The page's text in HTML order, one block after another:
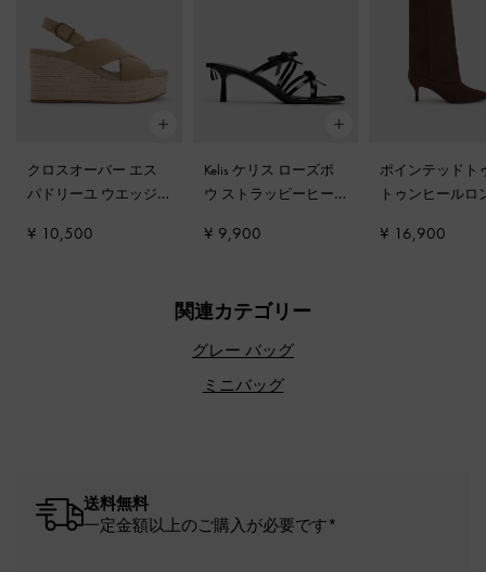
クロスオーバー エス
パドリーユ ウエッジ-
¥ 10,500
Kelis ケリス ローズボ
ウ ストラッピーヒー
ボックス
¥ 9,900
ポインテッドト
トゥンヒールロ
テクスチャー
¥ 16,900
関連カテゴリー
グレー バッグ
ミニバッグ
送料無料
一定金額以上のご購入が必要です*